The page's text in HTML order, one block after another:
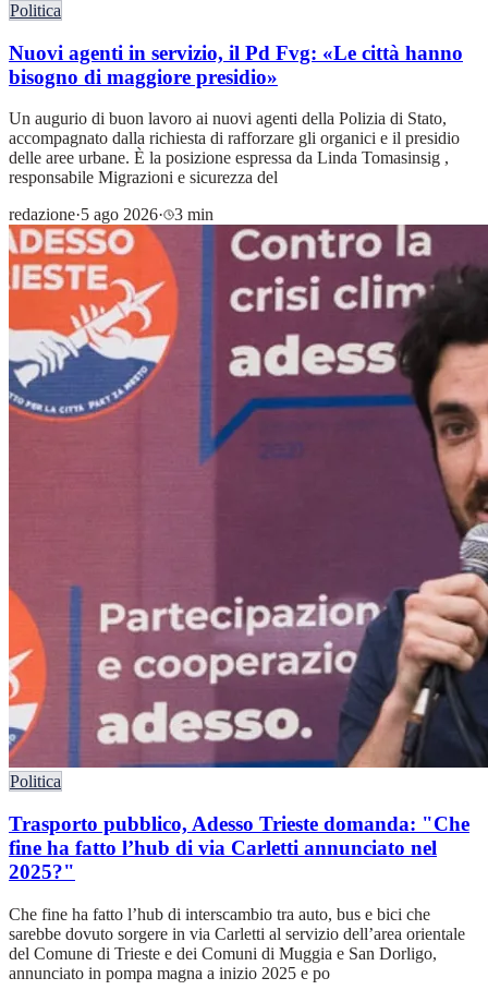
Politica
Nuovi agenti in servizio, il Pd Fvg: «Le città hanno
bisogno di maggiore presidio»
Un augurio di buon lavoro ai nuovi agenti della Polizia di Stato,
accompagnato dalla richiesta di rafforzare gli organici e il presidio
delle aree urbane. È la posizione espressa da Linda Tomasinsig ,
responsabile Migrazioni e sicurezza del
redazione·5 ago 2026· 3 min
Politica
Trasporto pubblico, Adesso Trieste domanda: "Che
fine ha fatto l’hub di via Carletti annunciato nel
2025?"
Che fine ha fatto l’hub di interscambio tra auto, bus e bici che
sarebbe dovuto sorgere in via Carletti al servizio dell’area orientale
del Comune di Trieste e dei Comuni di Muggia e San Dorligo,
annunciato in pompa magna a inizio 2025 e po